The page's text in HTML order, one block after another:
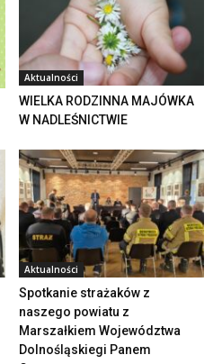
Aktualności
WIELKA RODZINNA MAJÓWKA
W NADLEŚNICTWIE
Aktualności
Spotkanie strażaków z
naszego powiatu z
Marszałkiem Województwa
Dolnośląskiegi Panem